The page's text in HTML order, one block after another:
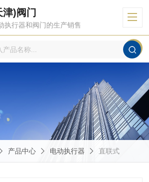
)阀门
执行器和阀门的生产销售
产品中心 电动执行器 直联式